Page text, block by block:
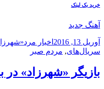
خرید بک لینک
آهنگ جدید
ارسال
شده
آوریل 13, 2016 نویسنده
دسته‌ها
اخبار مرد
سریال‌های, مردم صبر
بازیگر «شهرزاد»